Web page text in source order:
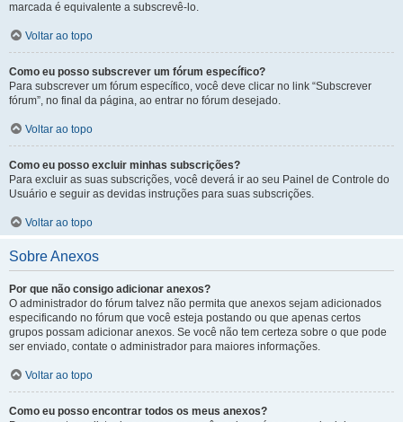
marcada é equivalente a subscrevê-lo.
Voltar ao topo
Como eu posso subscrever um fórum específico?
Para subscrever um fórum específico, você deve clicar no link “Subscrever
fórum”, no final da página, ao entrar no fórum desejado.
Voltar ao topo
Como eu posso excluir minhas subscrições?
Para excluir as suas subscrições, você deverá ir ao seu Painel de Controle do
Usuário e seguir as devidas instruções para suas subscrições.
Voltar ao topo
Sobre Anexos
Por que não consigo adicionar anexos?
O administrador do fórum talvez não permita que anexos sejam adicionados
especificando no fórum que você esteja postando ou que apenas certos
grupos possam adicionar anexos. Se você não tem certeza sobre o que pode
ser enviado, contate o administrador para maiores informações.
Voltar ao topo
Como eu posso encontrar todos os meus anexos?